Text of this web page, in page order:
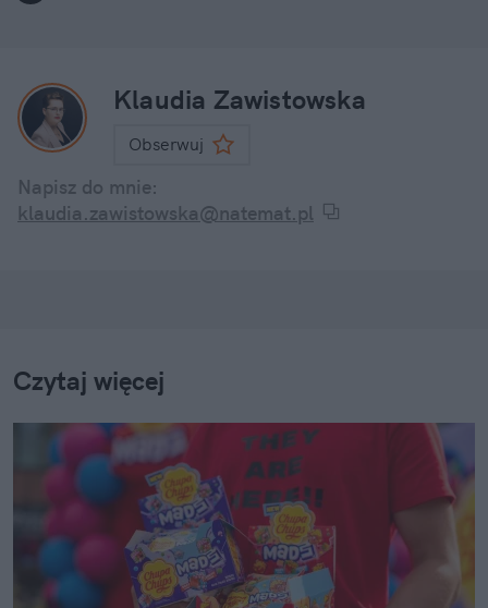
Klaudia Zawistowska
Obserwuj
Napisz do mnie:
klaudia.zawistowska@natemat.pl
Czytaj więcej